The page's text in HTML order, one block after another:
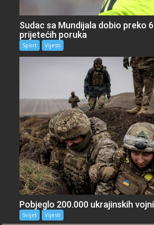
Sudac sa Mundijala dobio preko
prijetećih poruka
Sport Vijesti
Pobjeglo 200.000 ukrajinskih
Svijet Vijesti